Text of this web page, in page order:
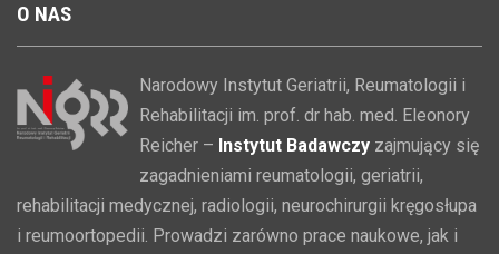
O NAS
Narodowy Instytut Geriatrii, Reumatologii i
Rehabilitacji im. prof. dr hab. med. Eleonory
Reicher – Instytut Badawczy zajmujący się
zagadnieniami reumatologii, geriatrii,
rehabilitacji medycznej, radiologii, neurochirurgii kręgosłupa
i reumoortopedii. Prowadzi zarówno prace naukowe, jak i